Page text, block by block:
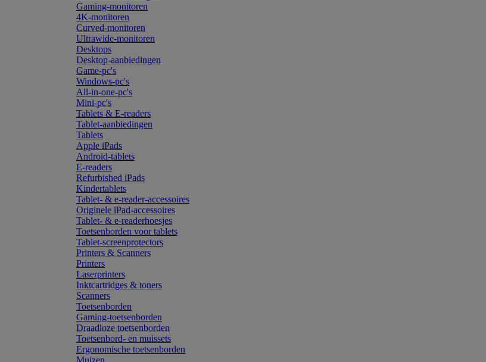
Gaming-monitoren
4K-monitoren
Curved-monitoren
Ultrawide-monitoren
Desktops
Desktop-aanbiedingen
Game-pc's
Windows-pc's
All-in-one-pc's
Mini-pc's
Tablets & E-readers
Tablet-aanbiedingen
Tablets
Apple iPads
Android-tablets
E-readers
Refurbished iPads
Kindertablets
Tablet- & e-reader-accessoires
Originele iPad-accessoires
Tablet- & e-readerhoesjes
Toetsenborden voor tablets
Tablet-screenprotectors
Printers & Scanners
Printers
Laserprinters
Inktcartridges & toners
Scanners
Toetsenborden
Gaming-toetsenborden
Draadloze toetsenborden
Toetsenbord- en muissets
Ergonomische toetsenborden